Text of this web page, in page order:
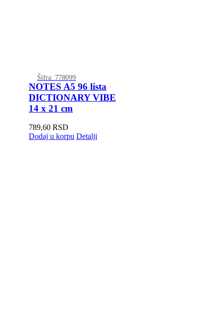
Šifra: 778099
NOTES A5 96 lista
DICTIONARY VIBE
14 x 21 cm
789,60 RSD
Dodaj u korpu Detalji